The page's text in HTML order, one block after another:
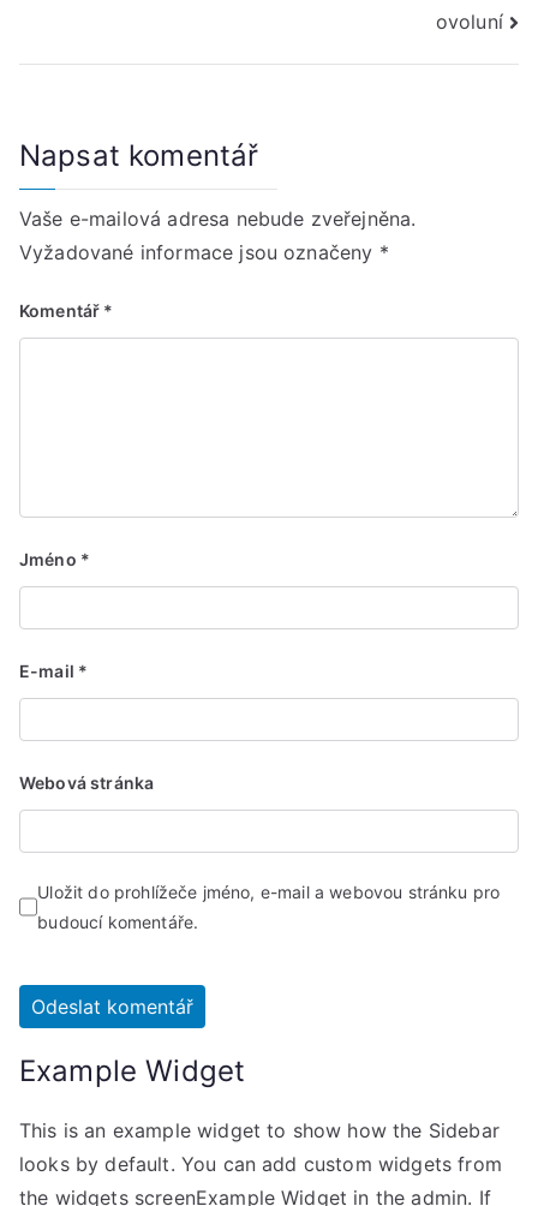
ovoluní
Napsat komentář
Vaše e-mailová adresa nebude zveřejněna.
Vyžadované informace jsou označeny *
Komentář *
Jméno *
E-mail *
Webová stránka
Uložit do prohlížeče jméno, e-mail a webovou stránku pro
budoucí komentáře.
Example Widget
This is an example widget to show how the Sidebar
looks by default. You can add custom widgets from
the widgets screenExample Widget in the admin. If